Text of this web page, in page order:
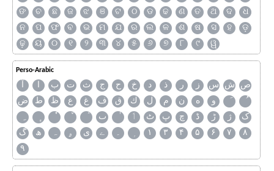
ଙ
ଚ ଛ ଜ ଝ ଞ ଟ ଠ ଡ ଢ ଣ ତ ଥ ଦ
ଧ
ନ
ପ ଫ ବ ଭ ମ ଯ ର ଲ ଳ ଶ ଷ ସ ହ
ଡ଼
ଢ଼
ୟ ୦ ୧ ୨ ୩ ୪ ୫ ୬ ୭ ୮ ୯ ୱ
Perso-Arabic
آ ا ب ت ث ج ح خ د ذ ر ز س ش ص
ض
ط ظ ع غ ف ق ك ل م ن ه
و
ٮ
ٲ ٹ پ چ ڈ ڑ ژ
ک
گ
ھ ہ ۄ ی ے ۔ ۱ ۳ ۴ ۵ ۶ ۷
۸
۹